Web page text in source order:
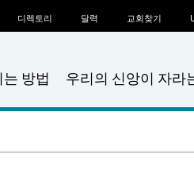
방법 우리의 신앙이 자라
디렉토리 달력 교회찾기